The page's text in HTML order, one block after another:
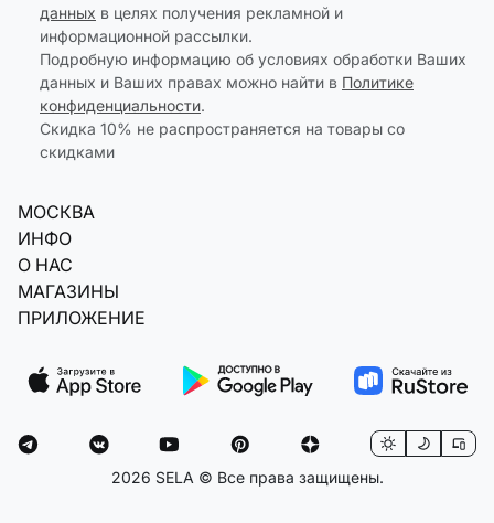
данных в целях получения рекламной и
информационной рассылки.
Подробную информацию об условиях обработки Ваших
данных и Ваших правах можно найти в Политике
конфиденциальности.
Скидка 10% не распространяется на товары со
скидками
МОСКВА
ИНФО
О НАС
МАГАЗИНЫ
ПРИЛОЖЕНИЕ
2026 SELA © Все права защищены.